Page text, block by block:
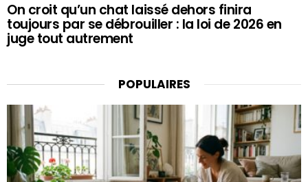
On croit qu’un chat laissé dehors finira
toujours par se débrouiller : la loi de 2026 en
juge tout autrement
POPULAIRES